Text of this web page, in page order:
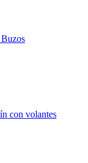
con volantes